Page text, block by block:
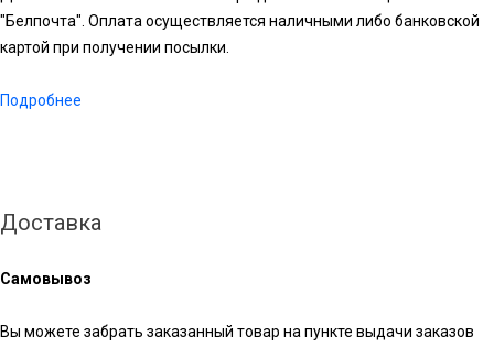
"Белпочта". Оплата осуществляется наличными либо банковской
картой при получении посылки.
Подробнее
Доставка
Самовывоз
Вы можете забрать заказанный товар на пункте выдачи заказов